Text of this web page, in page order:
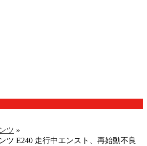
ツ »
ツ E240 走行中エンスト、再始動不良